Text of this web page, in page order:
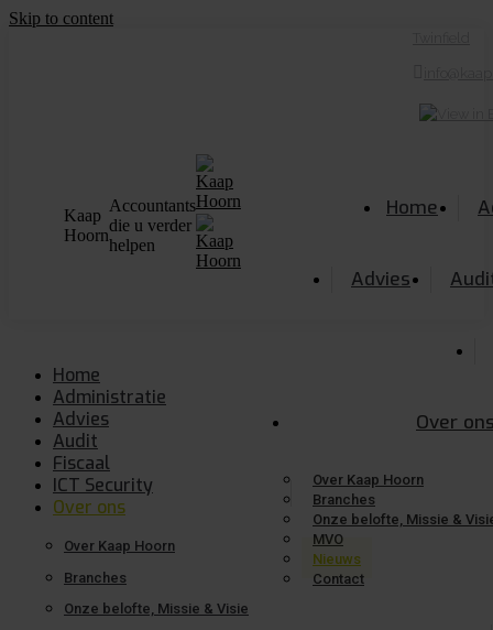
Skip to content
Kaap
Hoorn
Accountants
die u verder
helpen
Home
Advies
Over
Over Kaap Hoorn
Branches
Onze belofte, Missie &
MVO
Nieuws
Contact
Home
Administratie
Advies
Audit
Fiscaal
ICT Security
Over ons
Over Kaap Hoorn
Branches
Onze belofte, Missie & Visie